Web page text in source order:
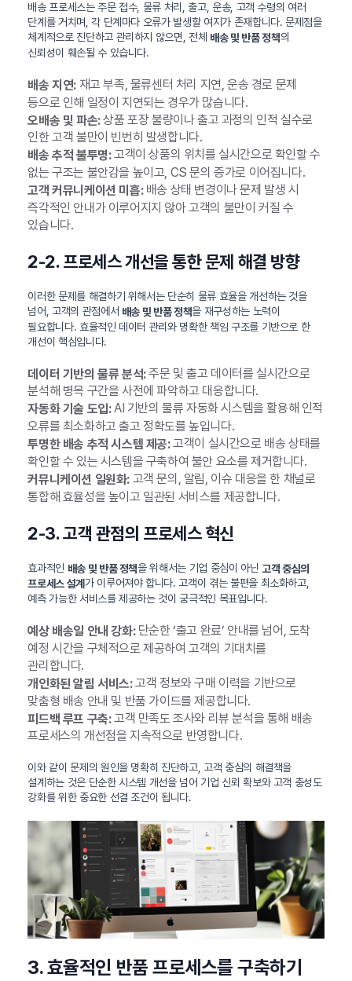
배송 프로세스는 주문 접수, 물류 처리, 출고, 운송, 고객 수령의 여러
단계를 거치며, 각 단계마다 오류가 발생할 여지가 존재합니다. 문제점을
체계적으로 진단하고 관리하지 않으면, 전체 배송 및 반품 정책의
신뢰성이 훼손될 수 있습니다.
배송 지연:재고 부족, 물류센터 처리 지연, 운송 경로 문제
등으로 인해 일정이 지연되는 경우가 많습니다.
오배송 및 파손:상품 포장 불량이나 출고 과정의 인적 실수로
인한 고객 불만이 빈번히 발생합니다.
배송 추적 불투명:고객이 상품의 위치를 실시간으로 확인할 수
없는 구조는 불안감을 높이고, CS 문의 증가로 이어집니다.
고객 커뮤니케이션 미흡:배송 상태 변경이나 문제 발생 시
즉각적인 안내가 이루어지지 않아 고객의 불만이 커질 수
있습니다.
2-2. 프로세스 개선을 통한 문제 해결 방향
이러한 문제를 해결하기 위해서는 단순히 물류 효율을 개선하는 것을
넘어, 고객의 관점에서 배송 및 반품 정책을 재구성하는 노력이
필요합니다. 효율적인 데이터 관리와 명확한 책임 구조를 기반으로 한
개선이 핵심입니다.
데이터 기반의 물류 분석:주문 및 출고 데이터를 실시간으로
분석해 병목 구간을 사전에 파악하고 대응합니다.
자동화 기술 도입:AI 기반의 물류 자동화 시스템을 활용해 인적
오류를 최소화하고 출고 정확도를 높입니다.
투명한 배송 추적 시스템 제공:고객이 실시간으로 배송 상태를
확인할 수 있는 시스템을 구축하여 불안 요소를 제거합니다.
커뮤니케이션 일원화:고객 문의, 알림, 이슈 대응을 한 채널로
통합해 효율성을 높이고 일관된 서비스를 제공합니다.
2-3. 고객 관점의 프로세스 혁신
효과적인 배송 및 반품 정책을 위해서는 기업 중심이 아닌 고객 중심의
프로세스 설계 가 이루어져야 합니다. 고객이 겪는 불편을 최소화하고,
예측 가능한 서비스를 제공하는 것이 궁극적인 목표입니다.
예상 배송일 안내 강화:단순한 ‘출고 완료’ 안내를 넘어, 도착
예정 시간을 구체적으로 제공하여 고객의 기대치를
관리합니다.
개인화된 알림 서비스:고객 정보와 구매 이력을 기반으로
맞춤형 배송 안내 및 반품 가이드를 제공합니다.
피드백 루프 구축:고객 만족도 조사와 리뷰 분석을 통해 배송
프로세스의 개선점을 지속적으로 반영합니다.
이와 같이 문제의 원인을 명확히 진단하고, 고객 중심의 해결책을
설계하는 것은 단순한 시스템 개선을 넘어 기업 신뢰 확보와 고객 충성도
강화를 위한 중요한 선결 조건이 됩니다.
3. 효율적인 반품 프로세스를 구축하기